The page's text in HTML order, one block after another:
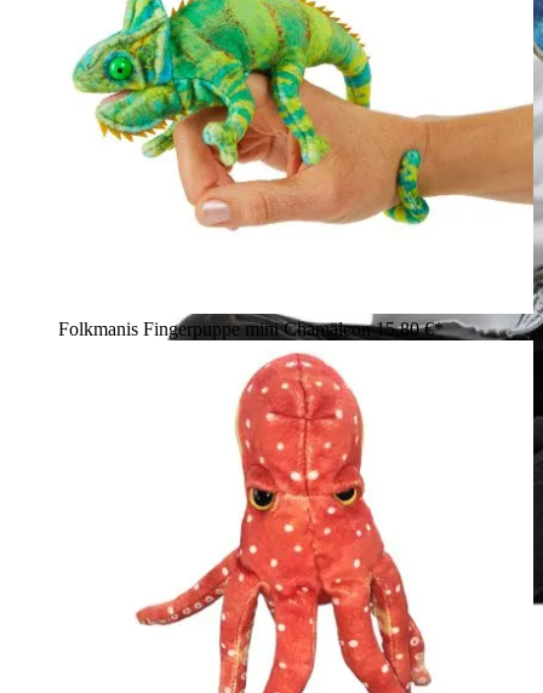
Folkmanis Fingerpuppe mini Chamäleon15,80 €*